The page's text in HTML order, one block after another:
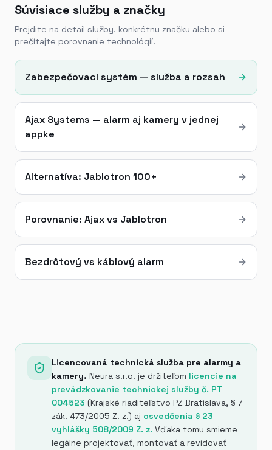
Súvisiace služby a značky
Prejdite na detail služby, konkrétnu značku alebo si
prečítajte porovnanie technológií.
Zabezpečovací systém — služba a rozsah
Ajax Systems — alarm aj kamery v jednej
appke
Alternatíva: Jablotron 100+
Porovnanie: Ajax vs Jablotron
Bezdrôtový vs káblový alarm
Licencovaná technická služba pre alarmy a
kamery. Neura s.r.o. je držiteľom licencie na
prevádzkovanie technickej služby č. PT
004523 (Krajské riaditeľstvo PZ Bratislava, § 7
zák. 473/2005 Z. z.) aj osvedčenia § 23
vyhlášky 508/2009 Z. z. Vďaka tomu smieme
legálne projektovať, montovať a revidovať